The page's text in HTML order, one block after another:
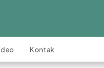
Kontak